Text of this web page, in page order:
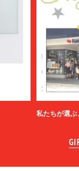
私たちが選